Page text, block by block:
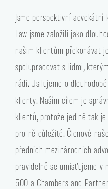
Jsme perspektivní
Law jsme založili jako
našim klientům překonávat
spolupracovat s lidmi,
rádi. Usilujeme o
klienty. Naším cílem je
klientů, protože jedině tak
pro ně důležité. Členové
předních mezinárodních
pravidelně se umisťujeme v
500 a Chambers and